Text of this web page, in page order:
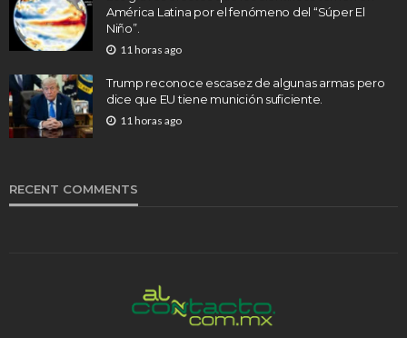
América Latina por el fenómeno del “Súper El
Niño”.
11 horas ago
Trump reconoce escasez de algunas armas pero
dice que EU tiene munición suficiente.
11 horas ago
RECENT COMMENTS